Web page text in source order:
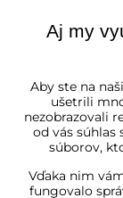
Aj my
Aby ste na
ušetrili
nezobrazovali
od vás súhlas
súborov,
Vďaka nim
fungovalo